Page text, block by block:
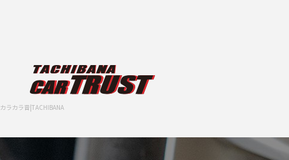
カラカラ音|TACHIBANA